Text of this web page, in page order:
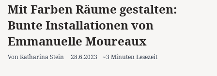
Mit Farben Räume gestalten:
Bunte Installationen von
Emmanuelle Moureaux
Von Katharina Stein 28.6.2023 ~3 Minuten Lesezeit